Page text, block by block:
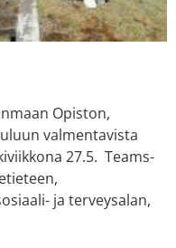
Opiston,
valmentavista
27.5. Teams-
ja terveysalan,